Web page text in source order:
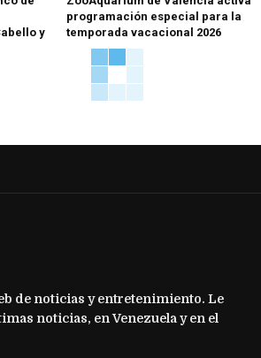
y
programación especial para la
temporada vacacional 2026
de noticias y entretenimiento. Le
noticias, en Venezuela y en el